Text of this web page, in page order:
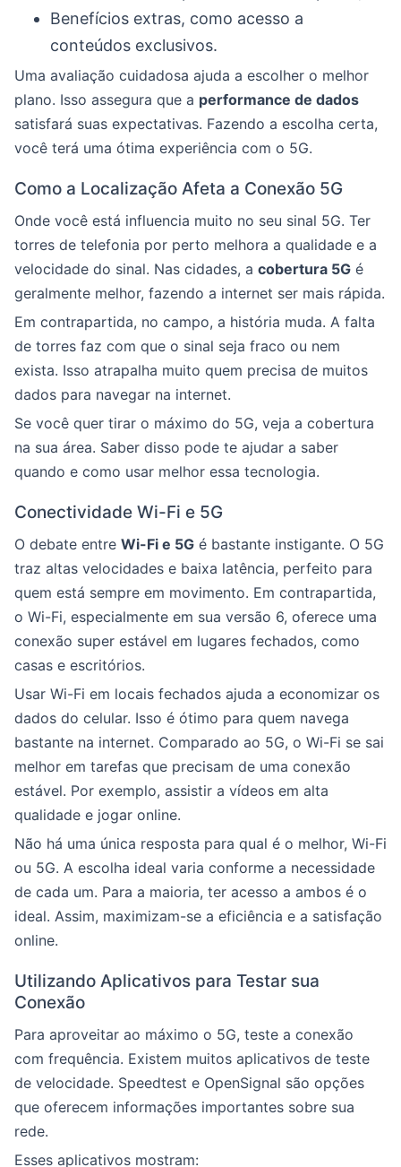
Benefícios extras, como acesso a
conteúdos exclusivos.
Uma avaliação cuidadosa ajuda a escolher o melhor
plano. Isso assegura que a performance de dados
satisfará suas expectativas. Fazendo a escolha certa,
você terá uma ótima experiência com o 5G.
Como a Localização Afeta a Conexão 5G
Onde você está influencia muito no seu sinal 5G. Ter
torres de telefonia por perto melhora a qualidade e a
velocidade do sinal. Nas cidades, a cobertura 5G é
geralmente melhor, fazendo a internet ser mais rápida.
Em contrapartida, no campo, a história muda. A falta
de torres faz com que o sinal seja fraco ou nem
exista. Isso atrapalha muito quem precisa de muitos
dados para navegar na internet.
Se você quer tirar o máximo do 5G, veja a cobertura
na sua área. Saber disso pode te ajudar a saber
quando e como usar melhor essa tecnologia.
Conectividade Wi-Fi e 5G
O debate entre Wi-Fi e 5G é bastante instigante. O 5G
traz altas velocidades e baixa latência, perfeito para
quem está sempre em movimento. Em contrapartida,
o Wi-Fi, especialmente em sua versão 6, oferece uma
conexão super estável em lugares fechados, como
casas e escritórios.
Usar Wi-Fi em locais fechados ajuda a economizar os
dados do celular. Isso é ótimo para quem navega
bastante na internet. Comparado ao 5G, o Wi-Fi se sai
melhor em tarefas que precisam de uma conexão
estável. Por exemplo, assistir a vídeos em alta
qualidade e jogar online.
Não há uma única resposta para qual é o melhor, Wi-Fi
ou 5G. A escolha ideal varia conforme a necessidade
de cada um. Para a maioria, ter acesso a ambos é o
ideal. Assim, maximizam-se a eficiência e a satisfação
online.
Utilizando Aplicativos para Testar sua
Conexão
Para aproveitar ao máximo o 5G, teste a conexão
com frequência. Existem muitos aplicativos de teste
de velocidade. Speedtest e OpenSignal são opções
que oferecem informações importantes sobre sua
rede.
Esses aplicativos mostram: